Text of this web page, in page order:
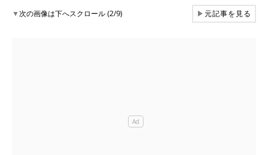
▼次の画像は下へスクロール (2/9) ▶元記事を見る